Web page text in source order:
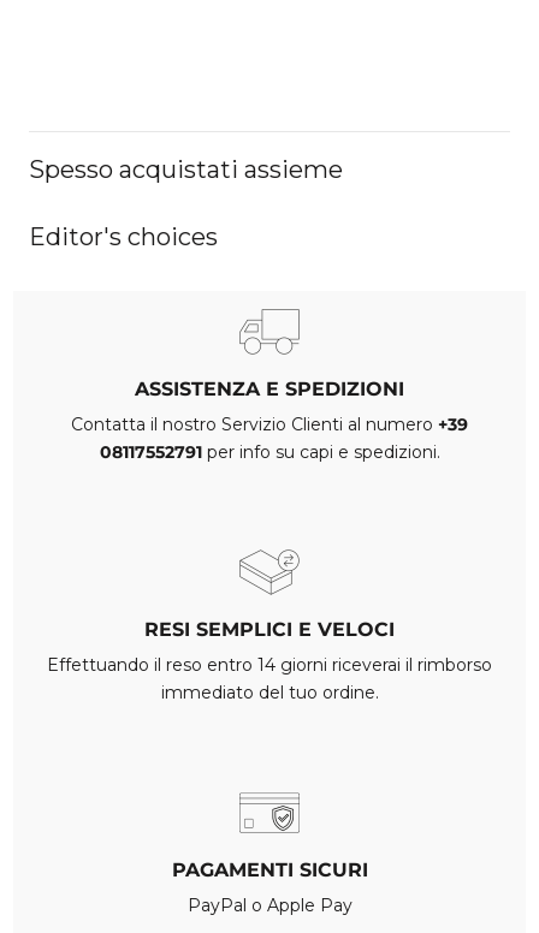
Spesso acquistati assieme
Editor's choices
ASSISTENZA E SPEDIZIONI
Contatta il nostro Servizio Clienti al numero +39
08117552791 per info su capi e spedizioni.
RESI SEMPLICI E VELOCI
Effettuando il reso entro 14 giorni riceverai il rimborso
immediato del tuo ordine.
PAGAMENTI SICURI
PayPal o Apple Pay